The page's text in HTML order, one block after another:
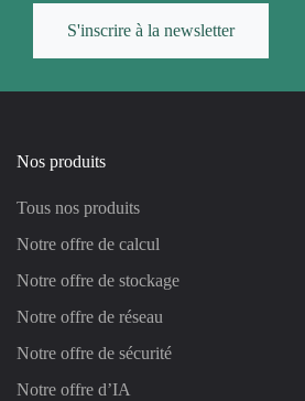
S'inscrire à la newsletter
Nos produits
Tous nos produits
Notre offre de calcul
Notre offre de stockage
Notre offre de réseau
Notre offre de sécurité
Notre offre d’IA